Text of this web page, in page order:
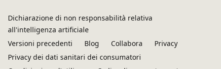
Dichiarazione di non responsabilità relativa
all'intelligenza artificiale
Versioni precedenti
Blog Collabora
Privacy
Privacy dei dati sanitari dei consumatori